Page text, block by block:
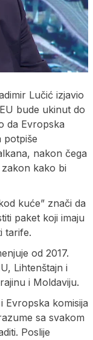
Lučić izjavio
bude ukinut do
da Evropska
potpiše
nakon čega
kako bi
kuće” znači da
paket koji imaju
tarife.
od 2017.
Lihtenštajn i
i Moldaviju.
Evropska komisija
sa svakom
Poslije